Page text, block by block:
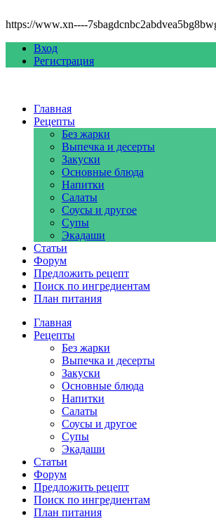
https://www.xn----
Вход
Регистрация
Главная
Рецепты
Без жарки
Выпечка и десерты
Закуски
Основные блюда
Напитки
Салаты
Соусы и другое
Супы
Экадаши
Статьи
Форум
Предложить рецепт
Поиск по ингредиентам
План питания
Главная
Рецепты
Без жарки
Выпечка и десерты
Закуски
Основные блюда
Напитки
Салаты
Соусы и другое
Супы
Экадаши
Статьи
Форум
Предложить рецепт
Поиск по ингредиентам
План питания